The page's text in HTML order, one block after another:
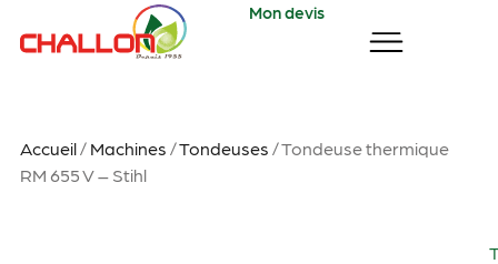
Mon devis
Accueil/ Machines /Tondeuses / Tondeuse thermique
RM 655 V – Stihl